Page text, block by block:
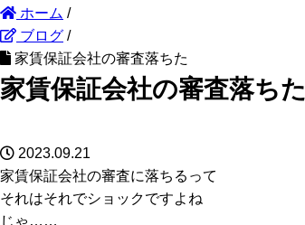
ホーム /
ブログ /
家賃保証会社の審査落ちた
家賃保証会社の審査落ちた
2023.09.21
家賃保証会社の審査に落ちるって
それはそれでショックですよね
じゃ……